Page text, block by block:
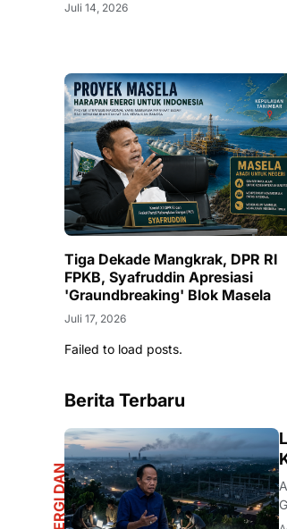
Juli 14, 2026
Tiga Dekade Mangkrak, DPR RI
FPKB, Syafruddin Apresiasi
'Graundbreaking' Blok Masela
Juli 17, 2026
Failed to load posts.
Berita Terbaru
E
N
E
R
G
I
D
A
N
I
N
F
R
A
S
T
R
U
K
T
UR